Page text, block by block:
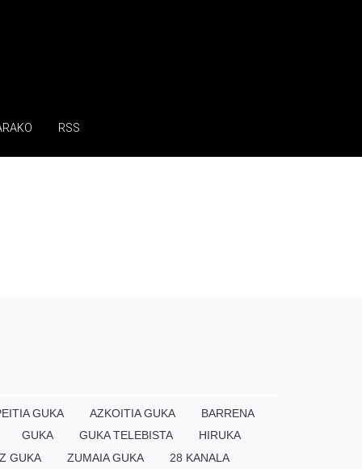
RSS
GUKA AZKOITIA GUKA
BARRENA
GUKA GUKA TELEBISTA
HIRUKA
GUKA ZUMAIA GUKA 28 KANALA